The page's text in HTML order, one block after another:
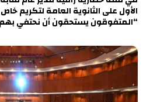
الأول على الثانوية العامة لتكريم
“المتفوقون يستحقون أن نحتفي